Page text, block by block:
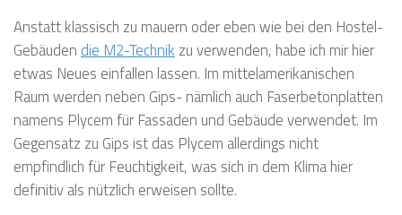
Anstatt klassisch zu mauern oder eben wie bei den Hostel-
Gebäuden die M2-Technik zu verwenden, habe ich mir hier
etwas Neues einfallen lassen. Im mittelamerikanischen
Raum werden neben Gips- nämlich auch Faserbetonplatten
namens Plycem für Fassaden und Gebäude verwendet. Im
Gegensatz zu Gips ist das Plycem allerdings nicht
empfindlich für Feuchtigkeit, was sich in dem Klima hier
definitiv als nützlich erweisen sollte.